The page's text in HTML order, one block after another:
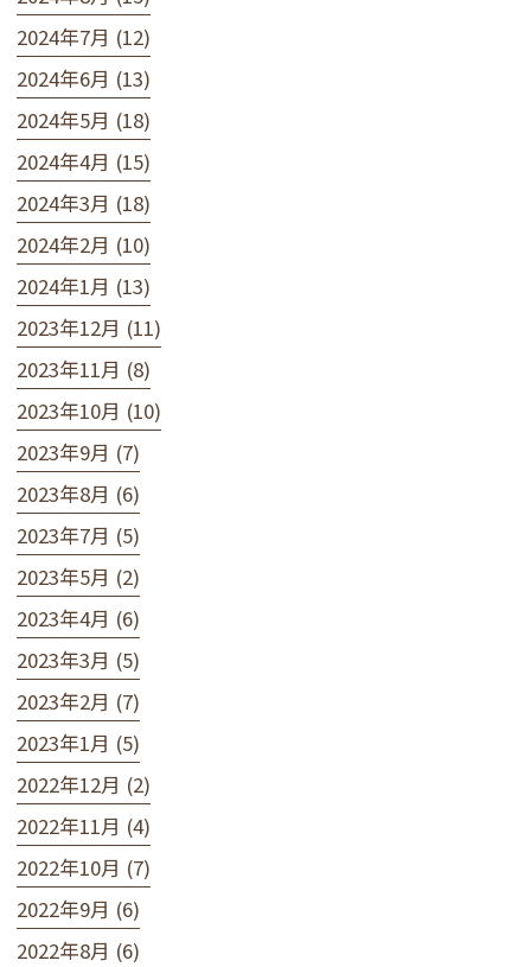
2024年7月 (12)
2024年6月 (13)
2024年5月 (18)
2024年4月 (15)
2024年3月 (18)
2024年2月 (10)
2024年1月 (13)
2023年12月 (11)
2023年11月 (8)
2023年10月 (10)
2023年9月 (7)
2023年8月 (6)
2023年7月 (5)
2023年5月 (2)
2023年4月 (6)
2023年3月 (5)
2023年2月 (7)
2023年1月 (5)
2022年12月 (2)
2022年11月 (4)
2022年10月 (7)
2022年9月 (6)
2022年8月 (6)